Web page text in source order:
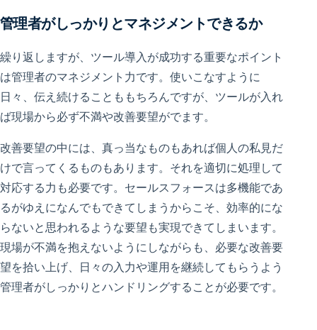
管理者がしっかりとマネジメントできるか
繰り返しますが、ツール導入が成功する重要なポイント
は管理者のマネジメント力です。使いこなすように
日々、伝え続けることももちろんですが、ツールが入れ
ば現場から必ず不満や改善要望がでます。
改善要望の中には、真っ当なものもあれば個人の私見だ
けで言ってくるものもあります。それを適切に処理して
対応する力も必要です。セールスフォースは多機能であ
るがゆえになんでもできてしまうからこそ、効率的にな
らないと思われるような要望も実現できてしまいます。
現場が不満を抱えないようにしながらも、必要な改善要
望を拾い上げ、日々の入力や運用を継続してもらうよう
管理者がしっかりとハンドリングすることが必要です。